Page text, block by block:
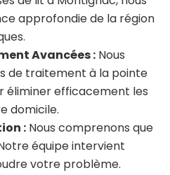
approfondie de la région
Avancées : Nous
de traitement à la pointe
éliminer efficacement les
domicile.
: Nous comprenons que
équipe intervient
votre problème.